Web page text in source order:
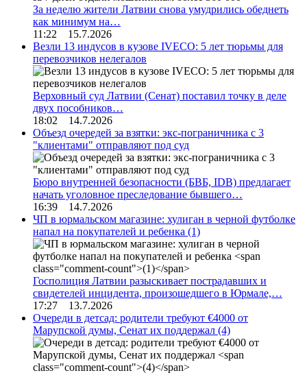
За неделю жители Латвии снова умудрились обеднеть
как минимум на…
11:22 15.7.2026
Везли 13 индусов в кузове IVECO: 5 лет тюрьмы для
перевозчиков нелегалов
Верховный суд Латвии (Сенат) поставил точку в деле
двух пособников…
18:02 14.7.2026
Объезд очередей за взятки: экс-пограничника с 3
"клиентами" отправляют под суд
Бюро внутренней безопасности (БВБ, IDB) предлагает
начать уголовное преследование бывшего…
16:39 14.7.2026
ЧП в юрмальском магазине: хулиган в черной футболке
напал на покупателей и ребенка (1)
Госполиция Латвии разыскивает пострадавших и
свидетелей инцидента, произошедшего в Юрмале,…
17:27 13.7.2026
Очереди в детсад: родители требуют €4000 от
Марупской думы, Сенат их поддержал (4)